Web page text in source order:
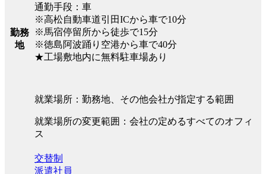
勤務
地
通勤手段：車
※高松自動車道引田ICから車で10分
※馬宿停留所から徒歩で15分
※徳島阿波踊り空港から車で40分
★工場敷地内に無料駐車場あり
就業場所：勤務地、その他会社が指定する範囲
就業場所の変更範囲：会社の定めるすべてのオフィ
ス
交替制
派遣社員